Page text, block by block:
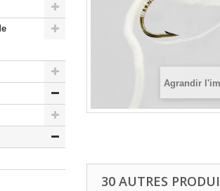
Agrandir
30 AUTRES